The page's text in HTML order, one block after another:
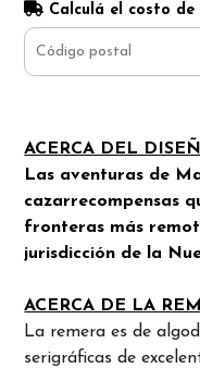
Calculá el costo de
ACERCA DEL
Las aventuras de
cazarrecompensas
fronteras más
jurisdicción de la
ACERCA DE LA
La remera es de
serigráficas de